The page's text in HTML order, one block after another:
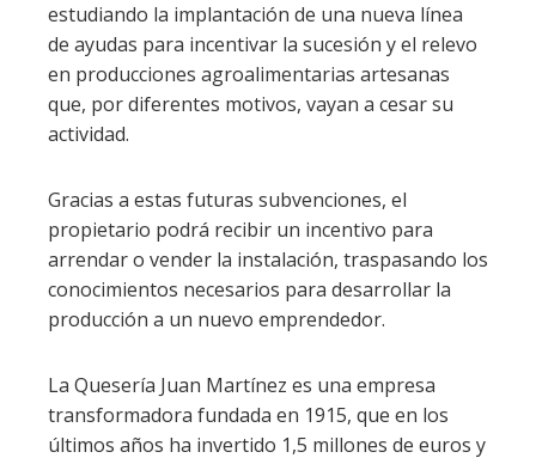
estudiando la implantación de una nueva línea
de ayudas para incentivar la sucesión y el relevo
en producciones agroalimentarias artesanas
que, por diferentes motivos, vayan a cesar su
actividad.
Gracias a estas futuras subvenciones, el
propietario podrá recibir un incentivo para
arrendar o vender la instalación, traspasando los
conocimientos necesarios para desarrollar la
producción a un nuevo emprendedor.
La Quesería Juan Martínez es una empresa
transformadora fundada en 1915, que en los
últimos años ha invertido 1,5 millones de euros y